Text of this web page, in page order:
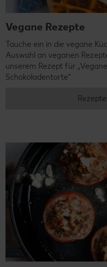
Vegane Rezepte
Tauche ein in die vegane
Auswahl an veganen
unserem Rezept für
Schokoladentorte“.